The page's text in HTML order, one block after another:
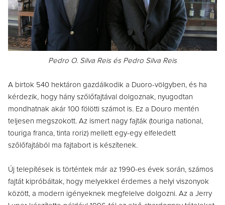
Pedro O. Silva Reis és Pedro Silva Reis
A birtok 540 hektáron gazdálkodik a Duoro-völgyben, és ha
kérdezik, hogy hány szőlőfajtával dolgoznak, nyugodtan
mondhatnak akár 100 fölötti számot is. Ez a Douro mentén
teljesen megszokott. Az ismert nagy fajták (touriga national,
touriga franca, tinta roriz) mellett egy-egy elfeledett
szőlőfajtából ma fajtabort is készítenek.
Új telepítések is történtek már az 1990-es évek során, számos
fajtát kipróbáltak, hogy melyekkel érdemes a helyi viszonyok
között, a modern igényeknek megfelelve dolgozni. Az a Jerry